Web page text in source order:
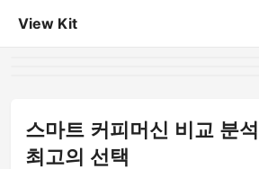
View Kit
스마트 커피머신 비교 분
최고의 선택